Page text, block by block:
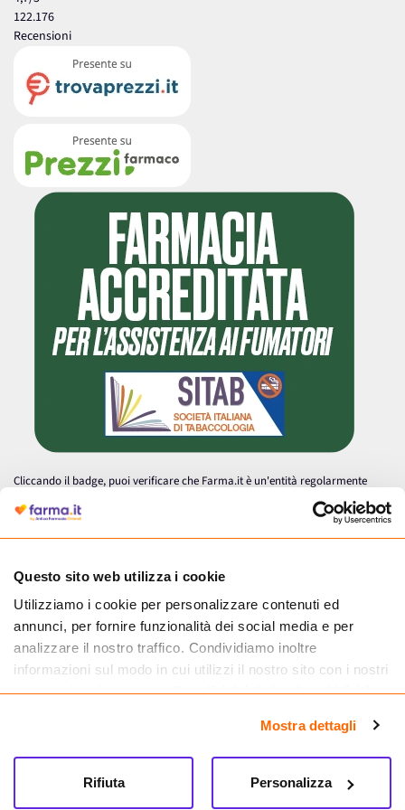
Questo sito web utilizza i cookie
Utilizziamo i cookie per personalizzare contenuti ed
annunci, per fornire funzionalità dei social media e per
analizzare il nostro traffico. Condividiamo inoltre
informazioni sul modo in cui utilizzi il nostro sito con i nostri
partner che si occupano di analisi dei dati web, pubblicità e
informazioni che hai fornito loro o che hanno raccolto dal
tuo utilizzo dei loro servizi.
Mostra dettagli
Personalizza
Rifiuta
122.176
Recensioni
Cliccando il badge, puoi verificare che Farma.it è un'entità regolarmente
autorizzata dal Ministero della Salute a effettuare la vendita online di
medicinali.